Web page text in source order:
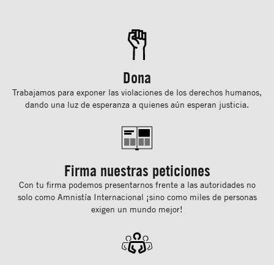
Dona
Trabajamos para exponer las violaciones de los derechos humanos,
dando una luz de esperanza a quienes aún esperan justicia.
Firma nuestras peticiones
Con tu ﬁrma podemos presentarnos frente a las autoridades no
solo como Amnistía Internacional ¡sino como miles de personas
exigen un mundo mejor!